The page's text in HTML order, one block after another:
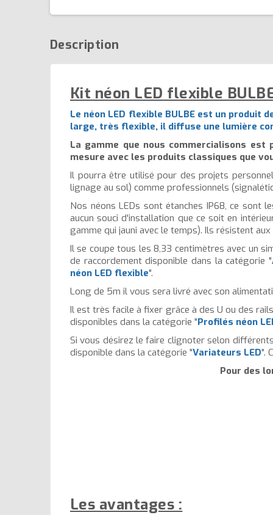
Description
Kit néon LED flexible
Le néon LED flexible BULBE est un produit
large, très flexible, il diffuse une lumière
La gamme que nous commercialisons
mesure avec les produits classiques que
Il pourra être utilisé pour des projets
lignage au sol) comme professionnels
Nos néons LEDs sont étanches IP68, ce sont
aucun souci d'installation que ce soit en
gamme qui jauni avec le temps). Ils résistent
Il se coupe tous les 8,33 centimètres avec un
de raccordement disponible dans la catégorie "
néon LED flexible".
Long de 5m il vous sera livré avec son
Il est très facile à fixer grâce à des U ou des
disponibles dans la catégorie "Profilés néon
Si vous désirez le faire clignoter selon
disponible dans la catégorie "Variateurs LED".
Pour des
Les avantages :